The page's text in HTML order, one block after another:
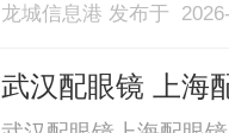
龙城信息港 发布于
武汉配眼镜 上海